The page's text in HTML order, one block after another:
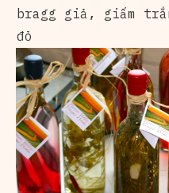
bragg giả , giấm
đỏ